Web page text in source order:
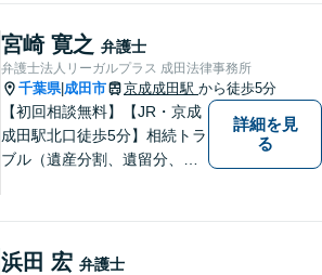
す。どんな些細なことでも構
いませんので、遠慮なくご相
談ください。
宮崎 寛之 弁護士
弁護士法人リーガルプラス 成田法律事務所
千葉県| 成田市 京成成田駅 から徒歩5分
【初回相談無料】【JR・京成
成田駅北口徒歩5分】相続トラ
ブル（遺産分割、遺留分、遺
す。
詳細を見
る
浜田 宏 弁護士